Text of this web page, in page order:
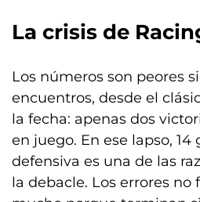
La crisis de
Los números son peores
encuentros, desde el
la fecha: apenas dos
en juego. En ese lapso, 14
defensiva es una de las
la debacle. Los errores no